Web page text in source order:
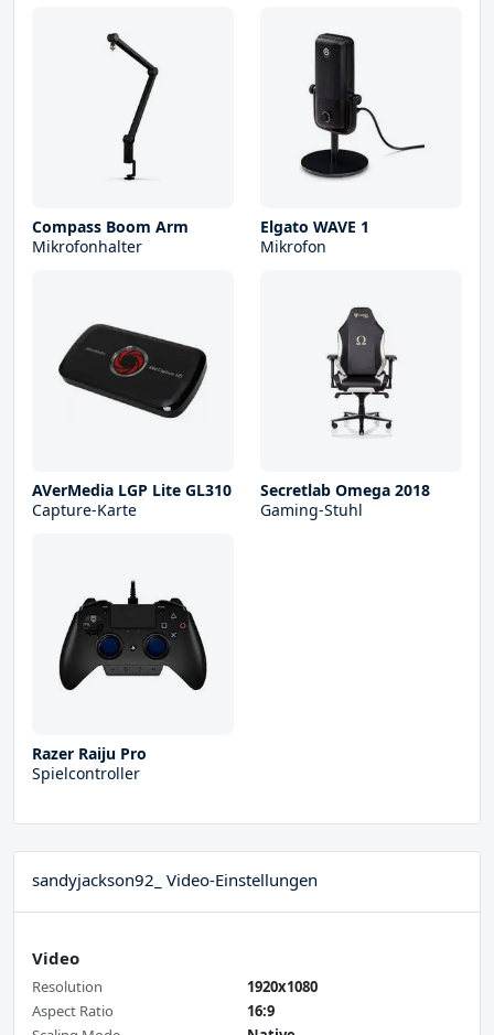
Compass Boom Arm
Mikrofonhalter
Elgato WAVE 1
Mikrofon
AVerMedia LGP Lite GL310
Capture-Karte
Secretlab Omega 2018
Gaming-Stuhl
Razer Raiju Pro
Spielcontroller
sandyjackson92_ Video-Einstellungen
Video
Resolution
1920x1080
Aspect Ratio
16:9